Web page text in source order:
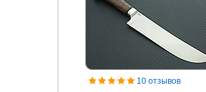
10 отзывов